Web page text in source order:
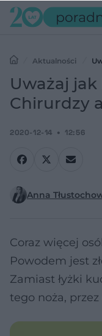
Aktualności
Uważaj
Chirurdzy
2020-12-14 12:56
Anna
Coraz więcej
Powodem jest
Zamiast łyżki
tego noża,